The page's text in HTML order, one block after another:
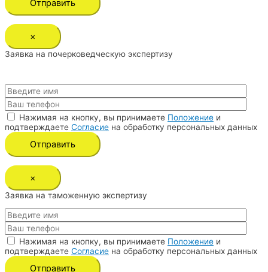
×
Заявка на почерковедческую экспертизу
Нажимая на кнопку, вы принимаете Положение и
подтверждаете Согласие на обработку персональных данных
×
Заявка на таможенную экспертизу
Нажимая на кнопку, вы принимаете Положение и
подтверждаете Согласие на обработку персональных данных